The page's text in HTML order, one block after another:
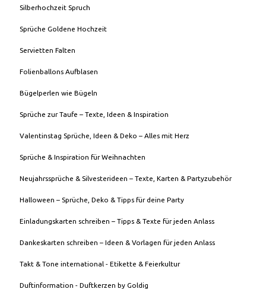
Silberhochzeit Spruch
Sprüche Goldene Hochzeit
Servietten Falten
Folienballons Aufblasen
Bügelperlen wie Bügeln
Sprüche zur Taufe – Texte, Ideen & Inspiration
Valentinstag Sprüche, Ideen & Deko – Alles mit Herz
Sprüche & Inspiration für Weihnachten
Neujahrssprüche & Silvesterideen – Texte, Karten & Partyzubehör
Halloween – Sprüche, Deko & Tipps für deine Party
Einladungskarten schreiben – Tipps & Texte für jeden Anlass
Dankeskarten schreiben – Ideen & Vorlagen für jeden Anlass
Takt & Tone international - Etikette & Feierkultur
Duftinformation - Duftkerzen by Goldig